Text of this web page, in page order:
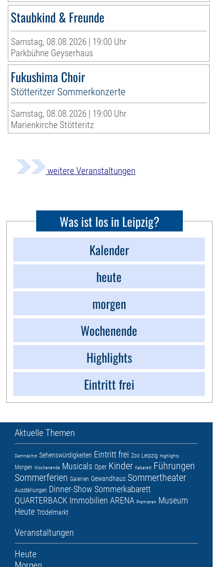
Staubkind & Freunde
Samstag, 08.08.2026 | 19:00 Uhr
Parkbühne Geyserhaus
Fukushima Choir
Stötteritzer Sommerkonzerte
Samstag, 08.08.2026 | 19:00 Uhr
Marienkirche Stötteritz
weitere Veranstaltungen
Was ist los in Leipzig?
Kalender
heute
morgen
Wochenende
Highlights
Eintritt frei
Aktuelle Themen
Demnächst Sehenswürdigkeiten Eintritt frei Zoo Leipzig Highlights
Morgen Wochenende Musicals Oper Kinder Kabarett Führungen
Sommerferien Galerien Gewandhaus Sommertheater
Ausstellungen Dinner-Show Sommerkabarett
QUARTERBACK Immobilien ARENA Premieren Museum
Heute Trödelmarkt
Veranstaltungen
Heute